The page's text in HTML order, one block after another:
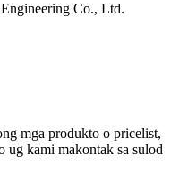
Co., Ltd.
mga produkto o pricelist,
ug kami makontak sa sulod